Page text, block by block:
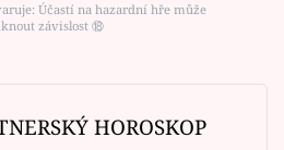
Účastí na hazardní hře může
závislost ⑱
HOROSKOP